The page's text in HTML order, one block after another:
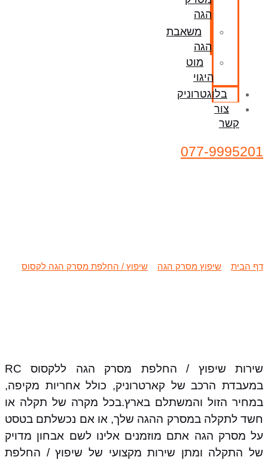
הגה
משאבת
הגה
מוט
היגוי
בלוגטרוניק
צור
קשר
077-9995201
דף הבית שיפוץ מסרק הגה שיפוץ / החלפת מסרק הגה לקסוס
שירות שיפוץ / החלפת מסרק הגה ללקסוס RC
במעבדת הרכב של קארטרוניק, כולל אחריות מקיפה,
במחיר הזול והמשתלם בארץ.בכל מקרה של תקלה או
חשד לתקלה במסרק ההגה שלך, או אם נכשלתם בטסט
על מסרק הגה אתם מוזמנים אלינו לשם אבחון מדויק
של התקלה ומתן שירות מקצועי של שיפוץ / החלפת